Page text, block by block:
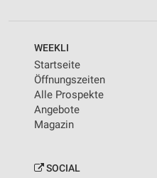
WEEKLI
Startseite
Öffnungszeiten
Alle Prospekte
Angebote
Magazin
SOCIAL